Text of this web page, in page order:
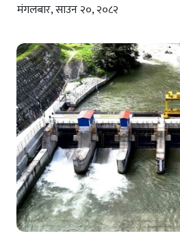
मंगलबार, साउन २०, २०८२